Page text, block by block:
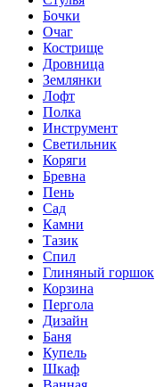
Бочки
Очаг
Кострище
Дровница
Землянки
Лофт
Полка
Инструмент
Светильник
Коряги
Бревна
Пень
Сад
Камни
Тазик
Спил
Глиняный горшок
Корзина
Пергола
Дизайн
Баня
Купель
Шкаф